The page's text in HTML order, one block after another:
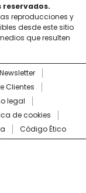
reservados.
reproducciones y
desde este sitio
que resulten
Newsletter
Clientes
legal
de cookies
Código Ético